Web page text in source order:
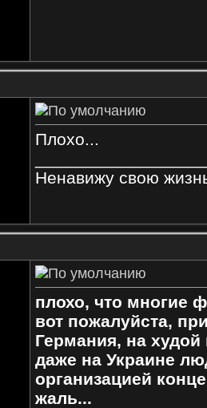
Плохо...
Ненавижу свою
плохо, что многие
вот пожалуйста,
Германия, на худой
даже на Украине
организацией
жаль...